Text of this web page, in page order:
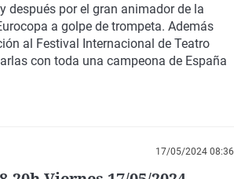
después por el gran animador de la
a golpe de trompeta. Además
al Festival Internacional de Teatro
con toda una campeona de España
17/05/2024 08:36